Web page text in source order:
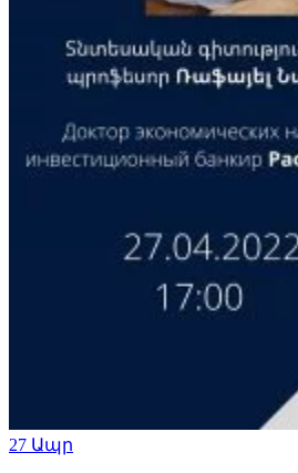
27 Ապր